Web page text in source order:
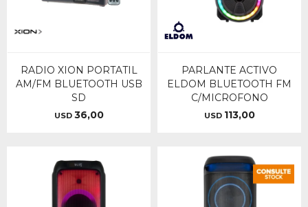
RADIO XION PORTATIL
AM/FM BLUETOOTH USB
SD
USD 36,00
PARLANTE ACTIVO
ELDOM BLUETOOTH FM
C/MICROFONO
USD 113,00